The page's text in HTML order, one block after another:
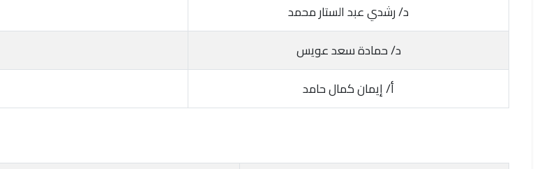
د/ رشدي عبد الستار محمد
د/ حمادة سعد عويس
أ/ إيمان كمال حامد